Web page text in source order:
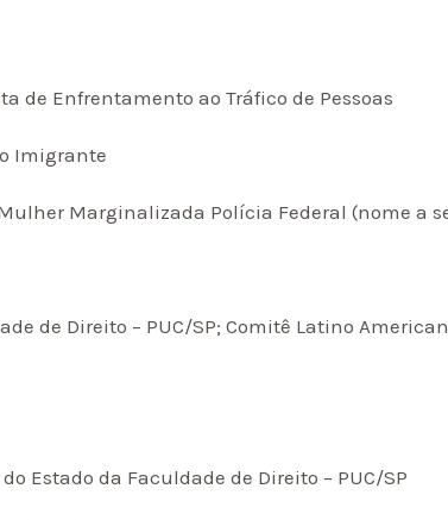
de Enfrentamento ao Tráfico de Pessoas
Imigrante
Marginalizada Polícia Federal (nome a
de Direito – PUC/SP; Comitê Latino
Estado da Faculdade de Direito – PUC/SP